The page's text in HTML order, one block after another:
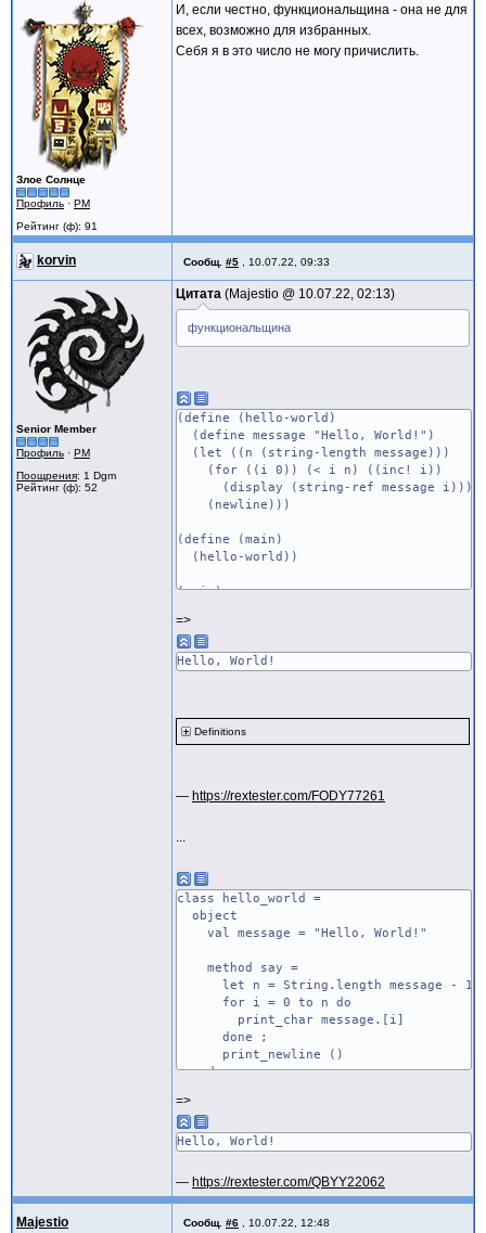
Злое Солнце
Профиль · PM
Рейтинг (ф): 91
И, если честно, функциональщина - она не для
всех, возможно для избранных.
Себя я в это число не могу причислить.
korvin Сообщ. #5 10.07.22, 09:33
Senior Member
Профиль · PM
Поощрения: 1 Dgm
Рейтинг (ф): 52
Цитата Majestio @ 10.07.22, 02:13
функциональщина
(define (hello-world)
(define message "Hello, World!")
(let ((n (string-length message)))
(for ((i 0)) (< i n) ((inc! i))
(display (string-ref message i)))
(newline)))
(define (main)
(hello-world))
(main)
=>
Hello, World!
Definitions
— https://rextester.com/FODY77261
class hello_world =
object
val message = "Hello, World!"
method say =
let n = String.length message - 1
for i = 0 to n do
print_char message.[i]
done ;
print_newline ()
end
type message =
<
say : unit
class application (msg : message) =
method main =
=>
Hello, World!
— https://rextester.com/QBYY22062
Majestio Сообщ. #6 10.07.22, 12:48